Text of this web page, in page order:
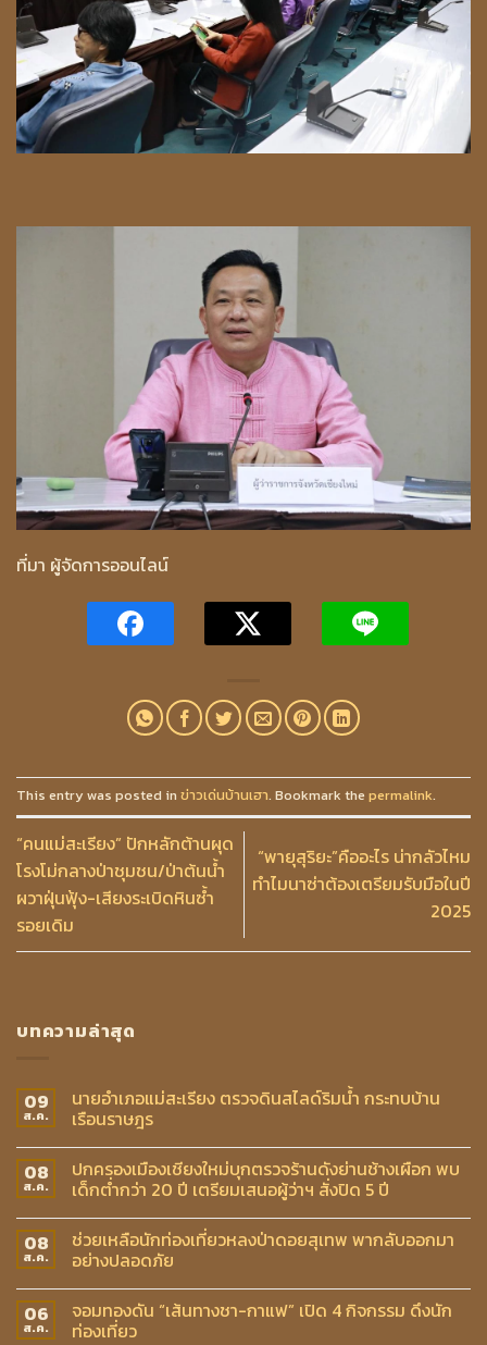
ที่มา ผู้จัดการออนไลน์
This entry was posted in ข่าวเด่นบ้านเฮา. Bookmark the permalink.
“คนแม่สะเรียง” ปักหลักต้านผุด
โรงโม่กลางป่าชุมชน/ป่าต้นน้ำ
ผวาฝุ่นฟุ้ง-เสียงระเบิดหินซ้ำ
รอยเดิม
“พายุสุริยะ”คืออะไร น่ากลัวไหม
ทำไมนาซ่าต้องเตรียมรับมือในปี
2025
บทความล่าสุด
09
ส.ค.
นายอำเภอแม่สะเรียง ตรวจดินสไลด์ริมน้ำ กระทบบ้าน
เรือนราษฎร
08
ส.ค.
ปกครองเมืองเชียงใหม่บุกตรวจร้านดังย่านช้างเผือก พบ
เด็กต่ำกว่า 20 ปี เตรียมเสนอผู้ว่าฯ สั่งปิด 5 ปี
08
ส.ค.
ช่วยเหลือนักท่องเที่ยวหลงป่าดอยสุเทพ พากลับออกมา
อย่างปลอดภัย
06
ส.ค.
จอมทองดัน “เส้นทางชา-กาแฟ” เปิด 4 กิจกรรม ดึงนัก
ท่องเที่ยว